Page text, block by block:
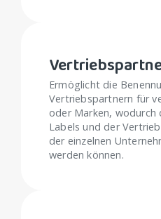
Ermöglicht die
Vertriebspartnern für
oder Marken, wodurch
Labels und der
der einzelnen
werden können.